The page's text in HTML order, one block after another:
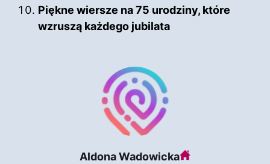
Piękne wiersze na 75 urodziny, które
wzruszą każdego jubilata
Aldona Wadowicka